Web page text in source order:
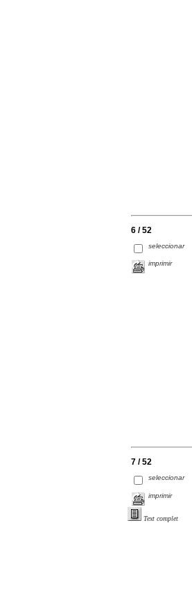
6 / 52
seleccionar
imprimir
7 / 52
seleccionar
imprimir
Text complet